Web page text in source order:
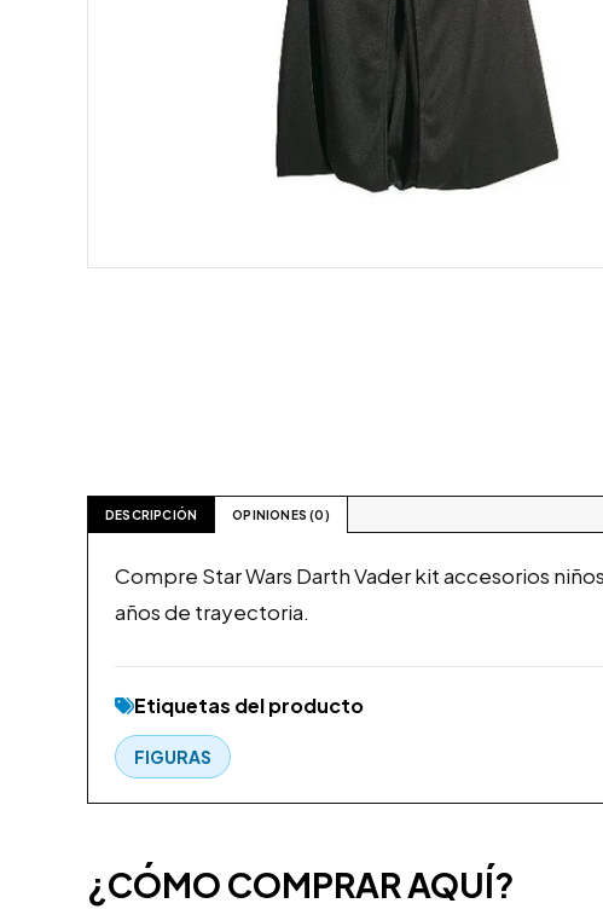
DESCRIPCIÓN OPINIONES (0)
Compre Star Wars Darth Vader kit accesorios
años de trayectoria.
Etiquetas del producto
FIGURAS
¿CÓMO COMPRAR AQUÍ?